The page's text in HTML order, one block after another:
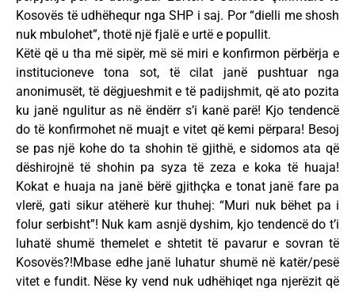
Kosovës të udhëhequr nga SHP i saj. Por “dielli me shosh
nuk mbulohet”, thotë një fjalë e urtë e popullit.
Këtë që u tha më sipër, më së miri e konfirmon përbërja e
institucioneve tona sot, të cilat janë pushtuar nga
anonimusët, të dëgjueshmit e të padijshmit, që ato pozita
ku janë ngulitur as në ëndërr s’i kanë parë! Kjo tendencë
do të konfirmohet në muajt e vitet që kemi përpara! Besoj
se pas një kohe do ta shohin të gjithë, e sidomos ata që
dëshirojnë të shohin pa syza të zeza e koka të huaja!
Kokat e huaja na janë bërë gjithçka e tonat janë fare pa
vlerë, gati sikur atëherë kur thuhej: “Muri nuk bëhet pa i
folur serbisht”! Nuk kam asnjë dyshim, kjo tendencë do t’i
luhatë shumë themelet e shtetit të pavarur e sovran të
Kosovës?!Mbase edhe janë luhatur shumë në katër/pesë
vitet e fundit. Nëse ky vend nuk udhëhiqet nga njerëzit që